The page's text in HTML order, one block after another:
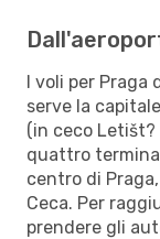
I voli per Praga
serve la
(in ceco Letišt?
quattro
centro di
Ceca. Per
prendere gli